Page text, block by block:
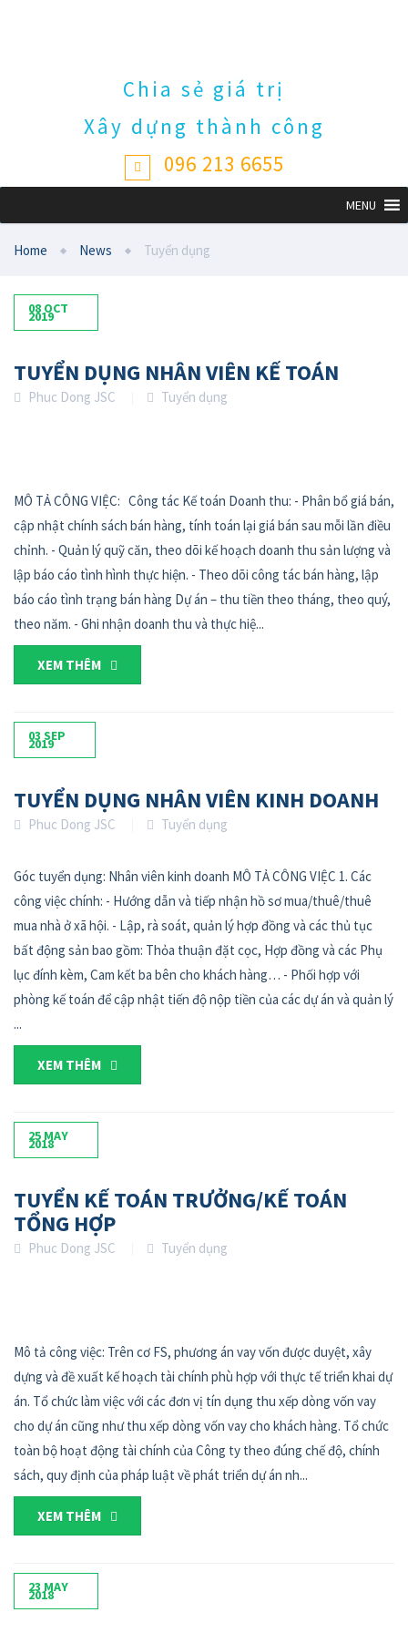
Chia sẻ giá trị
Xây dựng thành công
096 213 6655
Home News Tuyển dụng
08 OCT
2019
TUYỂN DỤNG NHÂN VIÊN KẾ TOÁN
Phuc Dong JSC Tuyển dụng
MÔ TẢ CÔNG VIỆC: Công tác Kế toán Doanh thu: - Phân bổ giá bán,
cập nhật chính sách bán hàng, tính toán lại giá bán sau mỗi lần điều
chỉnh. - Quản lý quỹ căn, theo dõi kế hoạch doanh thu sản lượng và
lập báo cáo tình hình thực hiện. - Theo dõi công tác bán hàng, lập
báo cáo tình trạng bán hàng Dự án – thu tiền theo tháng, theo quý,
theo năm. - Ghi nhận doanh thu và thực hiệ...
XEM THÊM
03 SEP
2019
TUYỂN DỤNG NHÂN VIÊN KINH DOANH
Phuc Dong JSC Tuyển dụng
Góc tuyển dụng: Nhân viên kinh doanh MÔ TẢ CÔNG VIỆC 1. Các
công việc chính: - Hướng dẫn và tiếp nhận hồ sơ mua/thuê/thuê
mua nhà ở xã hội. - Lập, rà soát, quản lý hợp đồng và các thủ tục
bất động sản bao gồm: Thỏa thuận đặt cọc, Hợp đồng và các Phụ
lục đính kèm, Cam kết ba bên cho khách hàng… - Phối hợp với
phòng kế toán để cập nhật tiến độ nộp tiền của các dự án và quản lý
...
XEM THÊM
25 MAY
2018
TUYỂN KẾ TOÁN TRƯỞNG/KẾ TOÁN
TỔNG HỢP
Phuc Dong JSC Tuyển dụng
Mô tả công việc: Trên cơ FS, phương án vay vốn được duyệt, xây
dựng và đề xuất kế hoạch tài chính phù hợp với thực tế triển khai dự
án. Tổ chức làm việc với các đơn vị tín dụng thu xếp dòng vốn vay
cho dự án cũng như thu xếp dòng vốn vay cho khách hàng. Tổ chức
toàn bộ hoạt động tài chính của Công ty theo đúng chế độ, chính
sách, quy định của pháp luật về phát triển dự án nh...
XEM THÊM
23 MAY
2018